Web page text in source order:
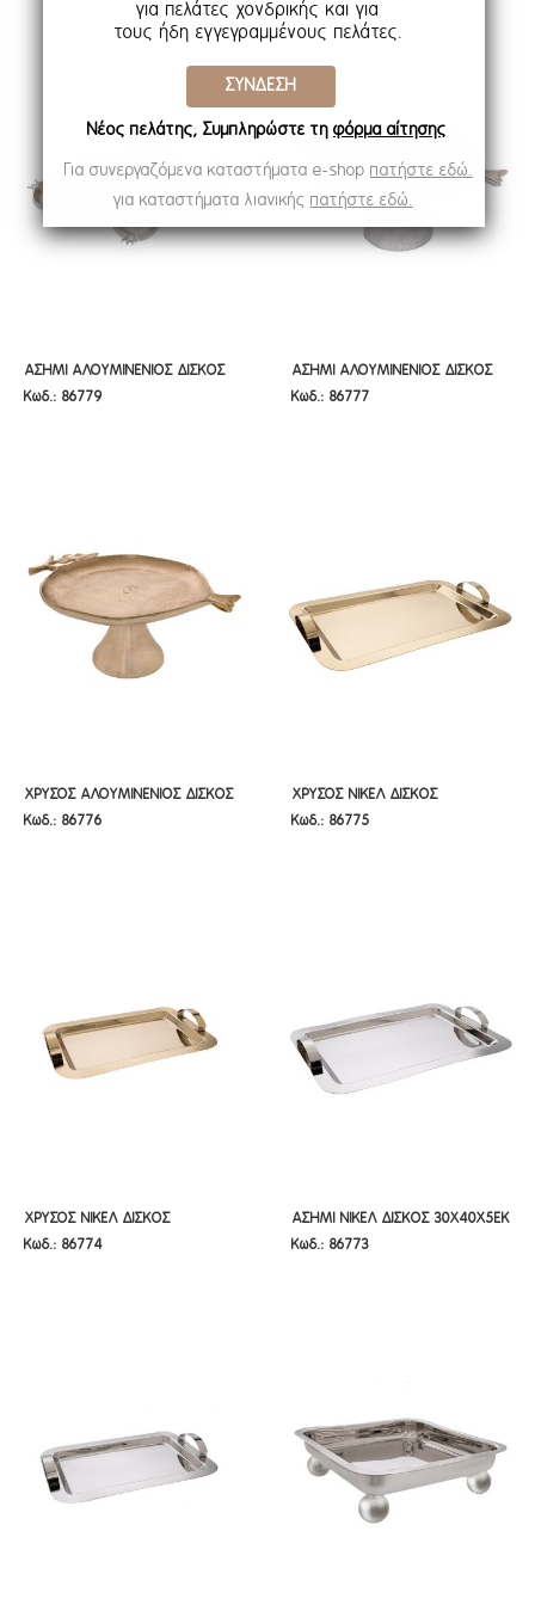
/31,5Χ21Χ11 /24Χ16Χ11ΕΚ
/31,5Χ21Χ11 /24Χ16Χ11ΕΚ
ΑΣΗΜΙ ΑΛΟΥΜΙΝΕΝΙΟΣ ΔΙΣΚΟΣ
ΡΟΔΙ 37Χ26Χ4ΕΚ
ΑΣΗΜΙ ΑΛΟΥΜΙΝΕΝΙΟΣ ΔΙΣΚΟΣ
ΡΟΔΙ 37Χ26Χ4ΕΚ
Κωδ.: 86779
ΑΣΗΜΙ ΑΛΟΥΜΙΝΕΝΙΟΣ ΔΙΣΚΟΣ
ΡΟΔΙ Φ31Χ22ΕΚ
ΑΣΗΜΙ ΑΛΟΥΜΙΝΕΝΙΟΣ ΔΙΣΚΟΣ
ΡΟΔΙ Φ31Χ22ΕΚ
Κωδ.: 86777
ΧΡΥΣΟΣ ΑΛΟΥΜΙΝΕΝΙΟΣ ΔΙΣΚΟΣ
ΡΟΔΙ Φ31Χ22ΕΚ
ΧΡΥΣΟΣ ΑΛΟΥΜΙΝΕΝΙΟΣ ΔΙΣΚΟΣ
ΡΟΔΙ Φ31Χ22ΕΚ
Κωδ.: 86776
ΧΡΥΣΟΣ ΝΙΚΕΛ ΔΙΣΚΟΣ
30Χ40Χ5ΕΚ
ΧΡΥΣΟΣ ΝΙΚΕΛ ΔΙΣΚΟΣ
30Χ40Χ5ΕΚ
Κωδ.: 86775
ΧΡΥΣΟΣ ΝΙΚΕΛ ΔΙΣΚΟΣ
25Χ35Χ5ΕΚ
ΧΡΥΣΟΣ ΝΙΚΕΛ ΔΙΣΚΟΣ
25Χ35Χ5ΕΚ
Κωδ.: 86774
ΑΣΗΜΙ ΝΙΚΕΛ ΔΙΣΚΟΣ 30Χ40Χ5ΕΚ
ΑΣΗΜΙ ΝΙΚΕΛ ΔΙΣΚΟΣ 30Χ40Χ5ΕΚ
Κωδ.: 86773
ΣΥΝΔΕΣΗ
Για συνεργαζόμενα καταστήματα e-shop πατήστε εδώ.
για πελάτες χονδρικής και για
τους ήδη εγγεγραμμένους πελάτες.
Νέος πελάτης; Συμπληρώστε τη φόρμα αίτησης
για καταστήματα λιανικής πατήστε εδώ.